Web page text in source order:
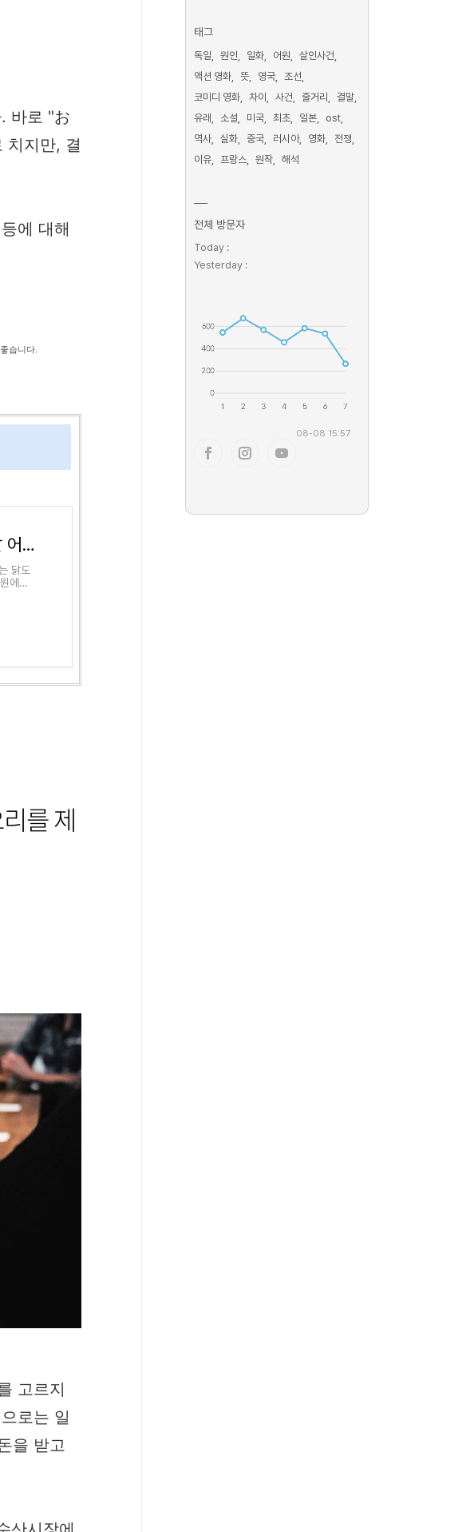
바로 "お
치지만, 결
에 대해
습니다.
닭볶음탕, 닭도리탕 황금레시피와 우리말 어원
닭도
에서
를 제
고르지
로는 일
을 받고
태그
독일 원인 일화 어원
살인사건
액션 영화
뜻 영국
조선
코미디 영화
차이 사건 줄거리
결말
유래
소설 미국 최초 일본
ost
역사
실화 중국 러시아 영화
전쟁
이유
프랑스 원작 해석
전체 방문자
Today :
Yesterday :
08-08 15:57